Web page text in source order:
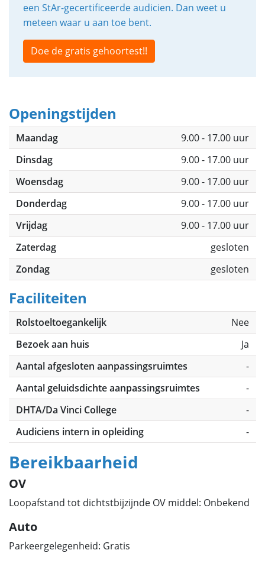
een StAr-gecertificeerde audicien. Dan weet u
meteen waar u aan toe bent.
Doe de gratis gehoortest!!
Openingstijden
Maandag
9.00 - 17.00 uur
Dinsdag
9.00 - 17.00 uur
Woensdag
9.00 - 17.00 uur
Donderdag
9.00 - 17.00 uur
Vrijdag
9.00 - 17.00 uur
Zaterdag
gesloten
Zondag
gesloten
Faciliteiten
Rolstoeltoegankelijk
Nee
Bezoek aan huis
Ja
Aantal afgesloten aanpassingsruimtes
-
Aantal geluidsdichte aanpassingsruimtes
-
DHTA/Da Vinci College
-
Audiciens intern in opleiding
-
Bereikbaarheid
OV
Loopafstand tot dichtstbijzijnde OV middel: Onbekend
Auto
Parkeergelegenheid: Gratis